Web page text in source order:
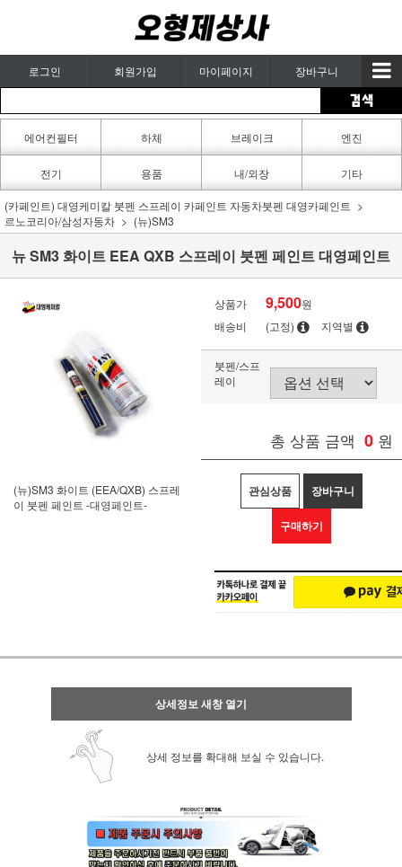
로그인 회원가입 마이페이지 장바구니
에어컨필터
카페인트
하체 브레이크 엔진
전기 용품 내/외장 기타
(카페인트) 대영케미칼 붓펜 스프레이 카페인트 자동차붓펜 대영카페인트
르노코리아/삼성자동차
(뉴)SM3
뉴 SM3 화이트 EEA QXB 스프레이 붓펜 페인트 대영페인트
(뉴)SM3 화이트 (EEA/QXB) 스프레
이 붓펜 페인트 -대영페인트-
상품가 9,500원
배송비
(고정) 지역별
붓펜/스프
레이
총 상품 금액 0 원
관심상품 장바구니
구매하기
상세정보 새창 열기
상세 정보를 확대해 보실 수 있습니다.